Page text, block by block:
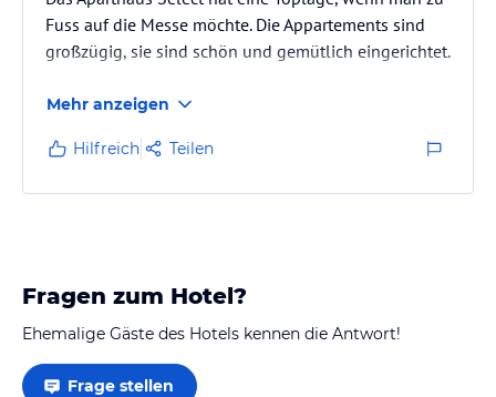
Fuss auf die Messe möchte. Die Appartements sind
großzügig, sie sind schön und gemütlich eingerichtet.
Mehr anzeigen
Hilfreich Teilen
Fragen zum Hotel?
Ehemalige Gäste des Hotels kennen die Antwort!
Frage stellen